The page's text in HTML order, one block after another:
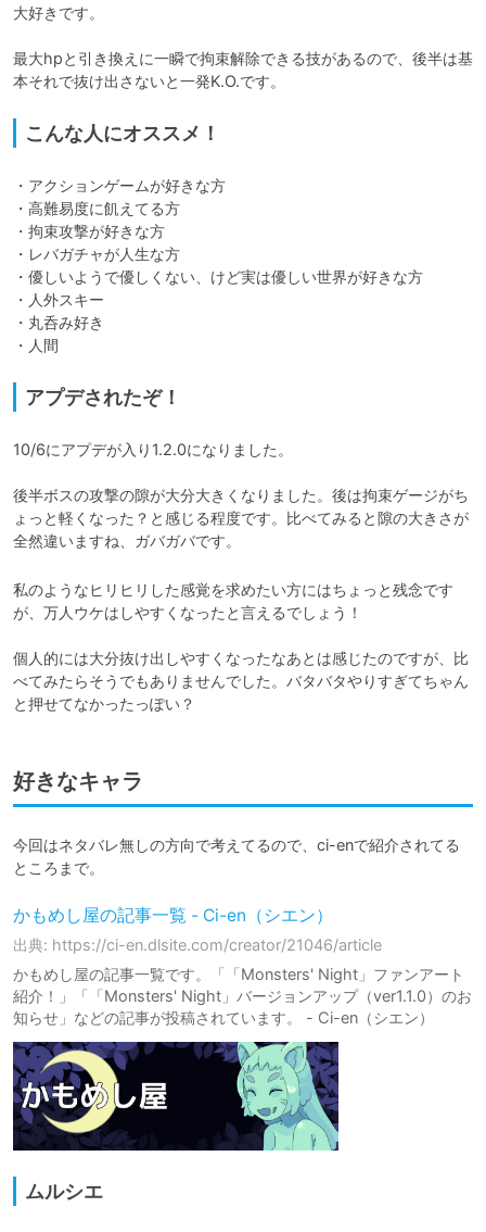
大好きです。
最大hpと引き換えに一瞬で拘束解除できる技があるので、後半は基
本それで抜け出さないと一発K.O.です。
こんな人にオススメ！
・アクションゲームが好きな方
・高難易度に飢えてる方
・拘束攻撃が好きな方
・レバガチャが人生な方
・優しいようで優しくない、けど実は優しい世界が好きな方
・人外スキー
・丸呑み好き
・人間
アプデされたぞ！
10/6にアプデが入り1.2.0になりました。
後半ボスの攻撃の隙が大分大きくなりました。後は拘束ゲージがち
ょっと軽くなった？と感じる程度です。比べてみると隙の大きさが
全然違いますね、ガバガバです。
私のようなヒリヒリした感覚を求めたい方にはちょっと残念です
が、万人ウケはしやすくなったと言えるでしょう！
個人的には大分抜け出しやすくなったなあとは感じたのですが、比
べてみたらそうでもありませんでした。バタバタやりすぎてちゃん
と押せてなかったっぽい？
好きなキャラ
今回はネタバレ無しの方向で考えてるので、ci-enで紹介されてる
ところまで。
かもめし屋の記事一覧 - Ci-en（シエン）
出典: https://ci-en.dlsite.com/creator/21046/article
かもめし屋の記事一覧です。「「Monsters' Night」ファンアート
紹介！」「「Monsters' Night」バージョンアップ（ver1.1.0）のお
知らせ」などの記事が投稿されています。 - Ci-en（シエン）
ムルシエ